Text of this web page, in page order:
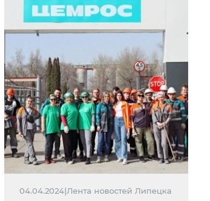
04.04.2024|Лента новостей Липецка